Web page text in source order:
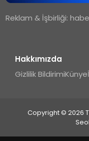
Reklam & İşbirliği:
Hakkımızda
Gizlilik BildirimiKünye
Copyright © 2026